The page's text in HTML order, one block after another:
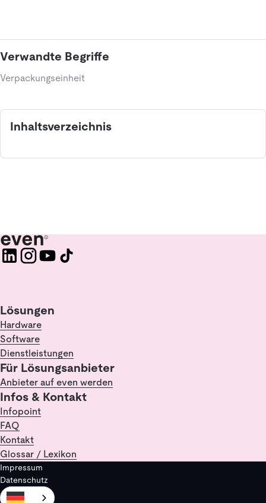
Verwandte Begriffe
Verpackungseinheit
Inhaltsverzeichnis
Lösungen
Hardware
Software
Dienstleistungen
Für Lösungsanbieter
Anbieter auf even werden
Infos & Kontakt
Infopoint
FAQ
Kontakt
Glossar / Lexikon
Impressum
Datenschutz